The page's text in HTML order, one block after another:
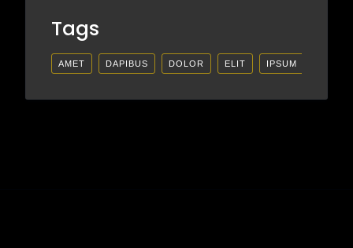
Tags
AMET DAPIBUS DOLOR ELIT IPSUM